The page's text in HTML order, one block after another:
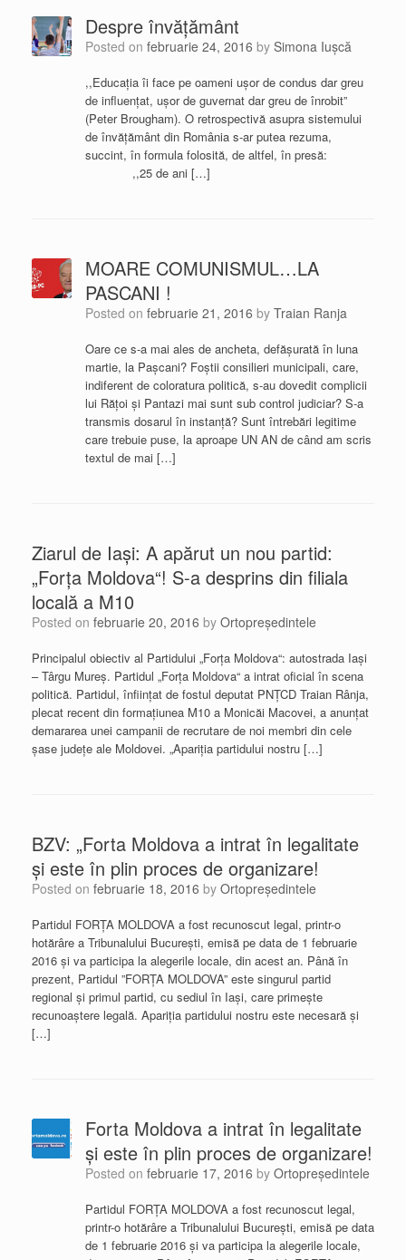
Despre învăţământ
Posted on februarie 24, 2016 by Simona Iuşcă
,,Educaţia îi face pe oameni uşor de condus dar greu
de influenţat, uşor de guvernat dar greu de înrobit”
(Peter Brougham). O retrospectivă asupra sistemului
de învăţământ din România s-ar putea rezuma,
succint, în formula folosită, de altfel, în presă:
,,25 de ani […]
MOARE COMUNISMUL…LA
PASCANI !
Posted on februarie 21, 2016 by Traian Ranja
Oare ce s-a mai ales de ancheta, defășurată în luna
martie, la Pașcani? Foștii consilieri municipali, care,
indiferent de coloratura politică, s-au dovedit complicii
lui Rățoi și Pantazi mai sunt sub control judiciar? S-a
transmis dosarul în instanță? Sunt întrebări legitime
care trebuie puse, la aproape UN AN de când am scris
textul de mai […]
Ziarul de Iaşi: A apărut un nou partid:
„Forţa Moldova“! S-a desprins din filiala
locală a M10
Posted on februarie 20, 2016 by Ortopreședintele
Principalul obiectiv al Partidului „Forţa Moldova“: autostrada Iaşi
– Târgu Mureş. Partidul „Forţa Moldova“ a intrat oficial în scena
politică. Partidul, înfiinţat de fostul deputat PNŢCD Traian Rânja,
plecat recent din formaţiunea M10 a Monicăi Macovei, a anunţat
demararea unei campanii de recrutare de noi membri din cele
şase judeţe ale Moldovei. „Apariţia partidului nostru […]
BZV: „Forta Moldova a intrat în legalitate
și este în plin proces de organizare!
Posted on februarie 18, 2016 by Ortopreședintele
Partidul FORŢA MOLDOVA a fost recunoscut legal, printr-o
hotărâre a Tribunalului București, emisă pe data de 1 februarie
2016 și va participa la alegerile locale, din acest an. Până în
prezent, Partidul ”FORȚA MOLDOVA” este singurul partid
regional și primul partid, cu sediul în Iași, care primește
recunoaștere legală. Apariția partidului nostru este necesară și
[…]
Forta Moldova a intrat în legalitate
și este în plin proces de organizare!
Posted on februarie 17, 2016 by Ortopreședintele
Partidul FORŢA MOLDOVA a fost recunoscut legal,
printr-o hotărâre a Tribunalului București, emisă pe data
de 1 februarie 2016 și va participa la alegerile locale,